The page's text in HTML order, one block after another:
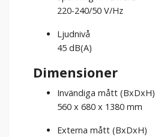
220-240/50 V/Hz
Ljudnivå
45 dB(A)
Dimensioner
Invändiga mått (BxDxH)
560 x 680 x 1380 mm
Externa mått (BxDxH)